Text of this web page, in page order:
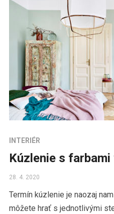
INTERIÉR
Kúzlenie s
28. 4. 2020
Termín kúzlenie je naozaj
môžete hrať s jednotlivými